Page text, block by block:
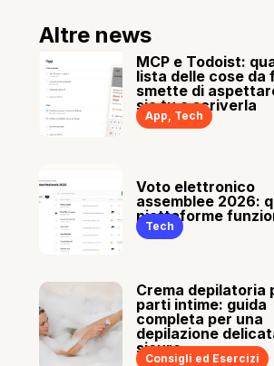
Altre news
MCP e Todoist:
lista delle cose da
smette di
sia tu a scriverla
App, Tech
Voto elettronico
assemblee 2026:
piattaforme
Tech
Crema depilatoria
parti intime: guida
completa per una
depilazione
sicura
Consigli ed Esercizi